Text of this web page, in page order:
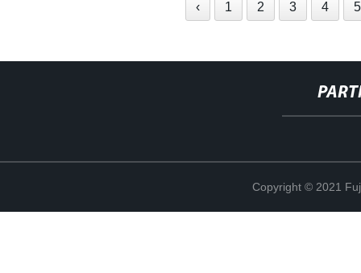
‹ 1 2 3 4 5
Copyright © 2021